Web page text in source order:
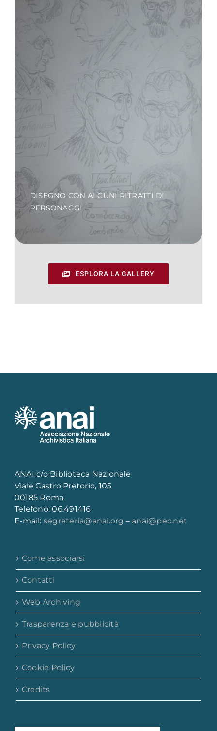
DISEGNO CON ALCUNI RITRATTI DI
PERSONAGGI
ESPLORA LA GALLERY
ANAI c/o Biblioteca Nazionale
Viale Castro Pretorio, 105
00185 Roma
Telefono: 06.491416
E-mail: segreteria@anai.org – anai@pec.net
Come associarsi
Contatti
Web Archiving
Trasparenza e pubblicità
Privacy Policy
Cookie Policy
Credits